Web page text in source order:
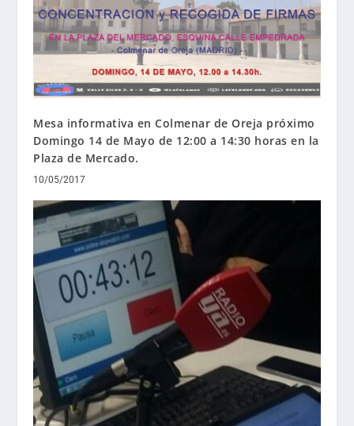
Mesa informativa en Colmenar de Oreja próximo
Domingo 14 de Mayo de 12:00 a 14:30 horas en la
Plaza de Mercado.
10/05/2017